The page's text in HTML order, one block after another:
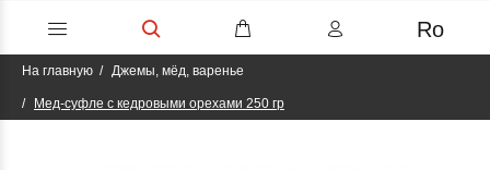
Ro
На главную Джемы, мёд, варенье
Мед-суфле с кедровыми орехами 250 гр